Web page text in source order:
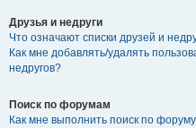
Друзья и недруги
Что означают списки друзей и
Как мне добавлять/удалять
недругов?
Поиск по форумам
Как мне выполнить поиск по